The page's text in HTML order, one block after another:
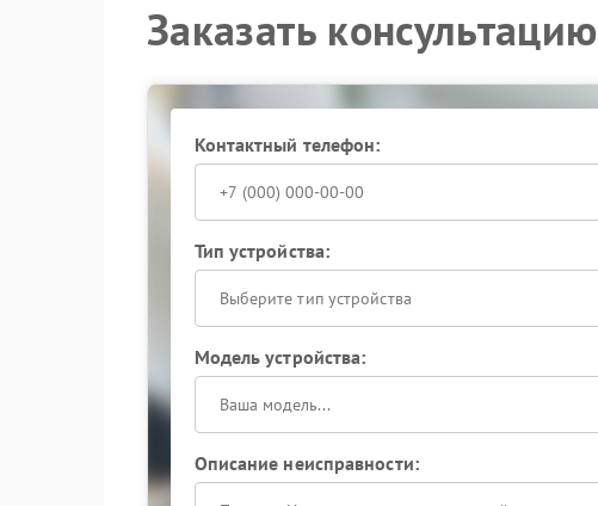
Заказать консультацию
Контактный телефон:
Тип устройства:
Выберите тип устройства
Модель устройства:
Описание неисправности: